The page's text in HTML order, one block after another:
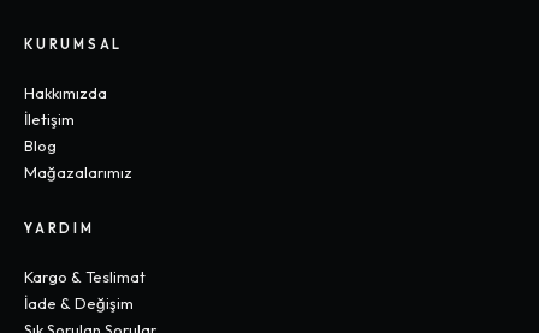
KURUMSAL
Hakkımızda
İletişim
Blog
Mağazalarımız
YARDIM
Kargo & Teslimat
İade & Değişim